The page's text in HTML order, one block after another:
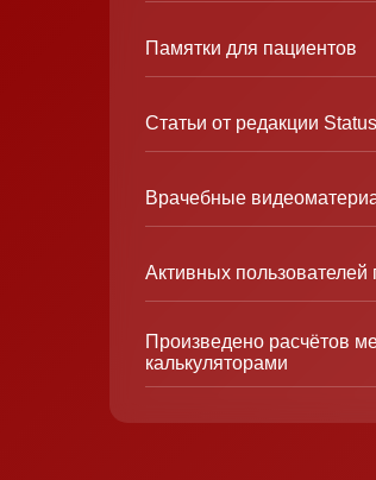
Памятки для пациентов
Статьи от редакции
Врачебные
Активных
Произведено расчётов
калькуляторами